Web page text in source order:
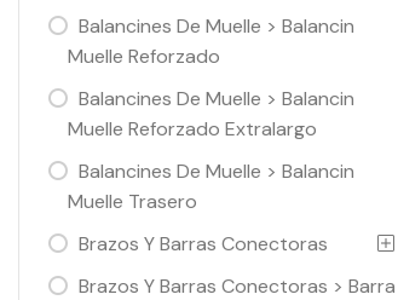
Balancines De Muelle > Balancin
Muelle Reforzado
Balancines De Muelle > Balancin
Muelle Reforzado Extralargo
Balancines De Muelle > Balancin
Muelle Trasero
Brazos Y Barras Conectoras
Brazos Y Barras Conectoras > Barra